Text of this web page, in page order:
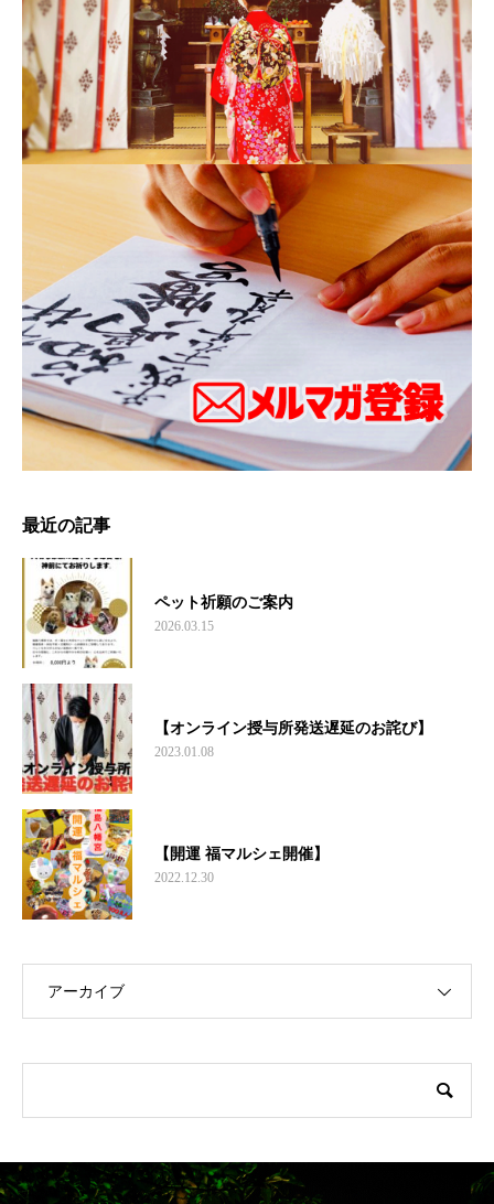
最近の記事
ペット祈願のご案内
2026.03.15
【オンライン授与所発送遅延のお詫び】
2023.01.08
【開運 福マルシェ開催】
2022.12.30
アーカイブ